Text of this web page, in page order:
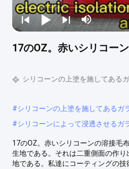
17のOZ。赤いシリコー
シリコーンの上塗を施してある
#シリコーンの上塗を施してあるガ
#シリコーンによって浸透させるガ
17のOZ。赤いシリコーンの溶接毛
生地である。それは二重側面の作
地である。私達にコーティングの